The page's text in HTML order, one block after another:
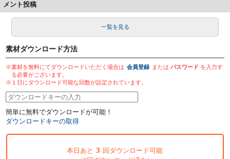
メント投稿
一覧を見る
素材ダウンロード方法
※素材を無料にてダウンロードいただく場合は 会員登録 またはパスワード を入力す
る必要がございます。
※１日にダウンロード可能な回数が設定されています。
簡単に無料でダウンロードが可能！
ダウンロードキーの取得
本日あと 3 回ダウンロード可能